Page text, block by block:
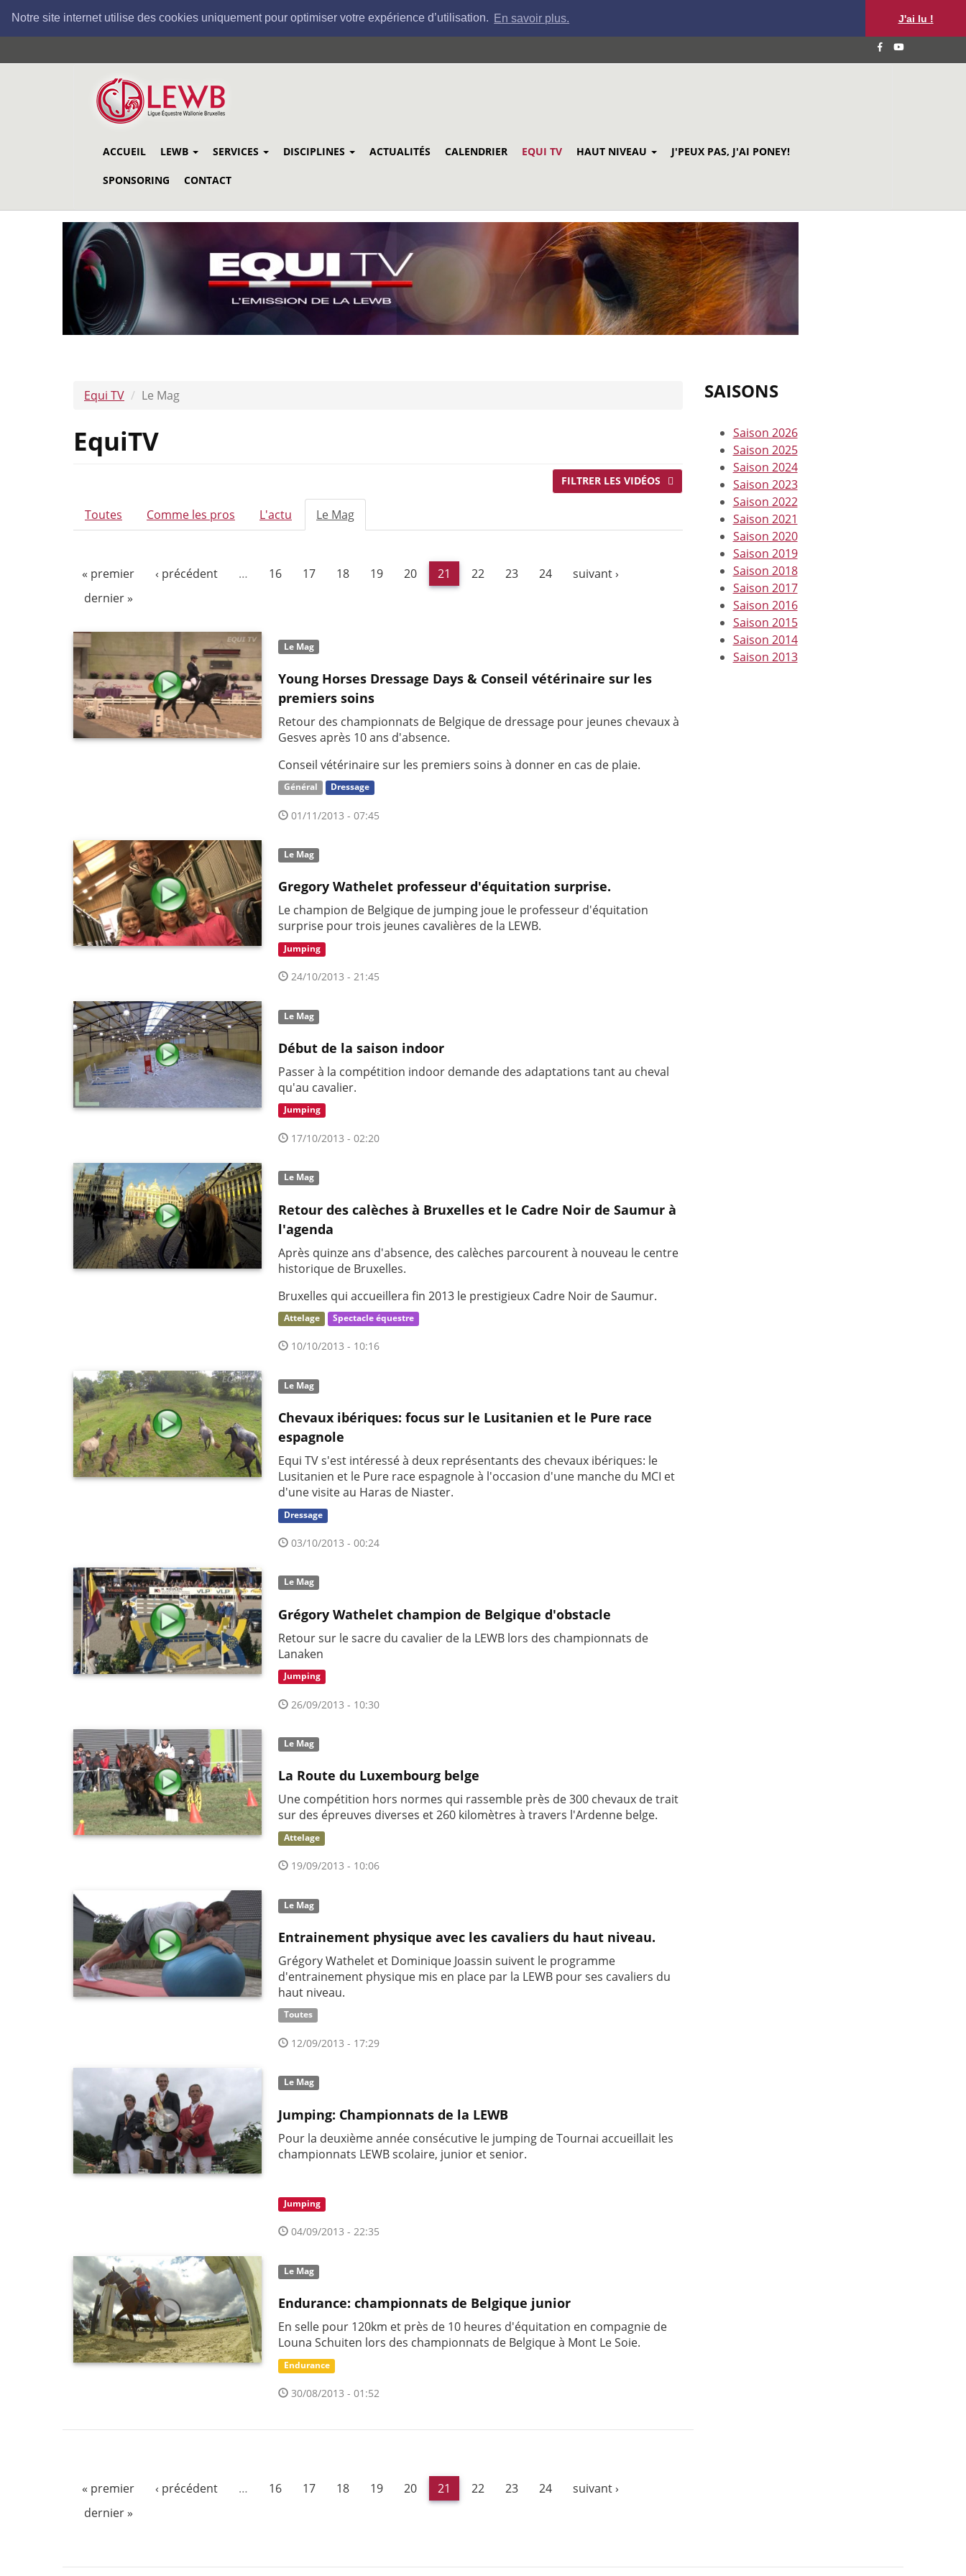
Notre site internet utilise des cookies uniquement pour optimiser votre expérience d’utilisation. En savoir plus. J'ai lu !
au
ACCUEIL LEWB SERVICES DISCIPLINES ACTUALITÉS CALENDRIER EQUI TV HAUT NIVEAU J'PEUX PAS, J'AI PONEY!
SPONSORING CONTACT
Equi TV Le Mag
EquiTV
ONGLETS
PRINCIPAUX
Toutes Comme les pros L'actu Le Mag
actif)
FILTRER LES VIDÉOS
« premier ‹ précédent … 16 17 18 19 20 21 22 23 24
suivant ›
dernier »
Le Mag
Young Horses Dressage Days & Conseil vétérinaire sur les
premiers soins
Retour des championnats de Belgique de dressage pour jeunes chevaux à
Gesves après 10 ans d'absence.
Conseil vétérinaire sur les premiers soins à donner en cas de plaie.
Général Dressage
01/11/2013 - 07:45
Le Mag
Gregory Wathelet professeur d'équitation surprise.
Le champion de Belgique de jumping joue le professeur d'équitation
surprise pour trois jeunes cavalières de la LEWB.
Jumping
24/10/2013 - 21:45
Le Mag
Début de la saison indoor
Passer à la compétition indoor demande des adaptations tant au cheval
qu'au cavalier.
Jumping
17/10/2013 - 02:20
Le Mag
Retour des calèches à Bruxelles et le Cadre Noir de Saumur à
l'agenda
Après quinze ans d'absence, des calèches parcourent à nouveau le centre
historique de Bruxelles.
Bruxelles qui accueillera fin 2013 le prestigieux Cadre Noir de Saumur.
Attelage Spectacle équestre
10/10/2013 - 10:16
Le Mag
Chevaux ibériques: focus sur le Lusitanien et le Pure race
espagnole
Equi TV s'est intéressé à deux représentants des chevaux ibériques: le
Lusitanien et le Pure race espagnole à l'occasion d'une manche du MCI et
d'une visite au Haras de Niaster.
Dressage
03/10/2013 - 00:24
Le Mag
Grégory Wathelet champion de Belgique d'obstacle
Retour sur le sacre du cavalier de la LEWB lors des championnats de
Lanaken
Jumping
26/09/2013 - 10:30
Le Mag
La Route du Luxembourg belge
Une compétition hors normes qui rassemble près de 300 chevaux de trait
sur des épreuves diverses et 260 kilomètres à travers l'Ardenne belge.
Attelage
19/09/2013 - 10:06
Le Mag
Entrainement physique avec les cavaliers du haut niveau.
Grégory Wathelet et Dominique Joassin suivent le programme
d'entrainement physique mis en place par la LEWB pour ses cavaliers du
haut niveau.
Toutes
12/09/2013 - 17:29
Le Mag
Jumping: Championnats de la LEWB
Pour la deuxième année consécutive le jumping de Tournai accueillait les
championnats LEWB scolaire, junior et senior.
Jumping
04/09/2013 - 22:35
Le Mag
Endurance: championnats de Belgique junior
En selle pour 120km et près de 10 heures d'équitation en compagnie de
Louna Schuiten lors des championnats de Belgique à Mont Le Soie.
Endurance
30/08/2013 - 01:52
« premier ‹ précédent … 16 17 18 19 20 21 22 23 24
suivant ›
dernier »
SAISONS
Saison 2026
Saison 2025
Saison 2024
Saison 2023
Saison 2022
Saison 2021
Saison 2020
Saison 2019
Saison 2018
Saison 2017
Saison 2016
Saison 2015
Saison 2014
Saison 2013